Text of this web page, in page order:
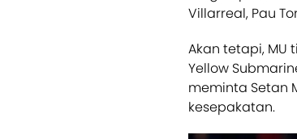
Villarreal, Pau
Akan tetapi, MU
Yellow
meminta Setan
kesepakatan.